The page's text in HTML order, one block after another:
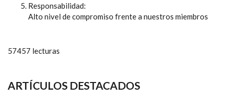
Responsabilidad:
Alto nivel de compromiso frente a nuestros miembros
57457 lecturas
ARTÍCULOS DESTACADOS